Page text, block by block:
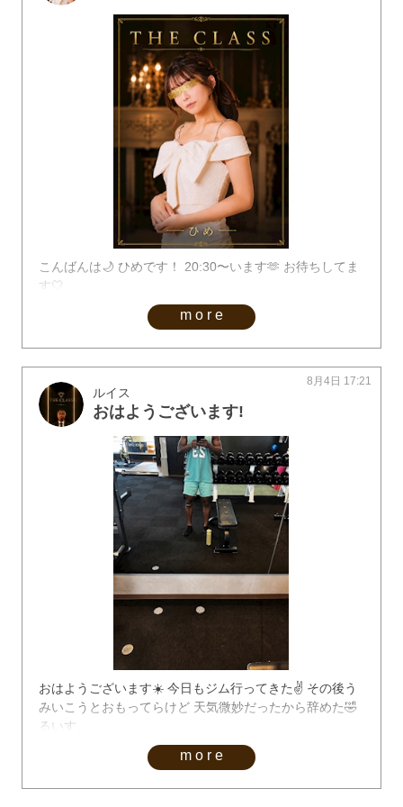
こんばんは🌙 ひめです！ 20:30〜います🫶 お待ちしてま
す🤍
more
ルイス
おはようございます!
8月4日 17:21
おはようございます☀️ 今日もジム行ってきた✌️ その後う
みいこうとおもってらけど 天気微妙だったから辞めた🤣
るいす。
more